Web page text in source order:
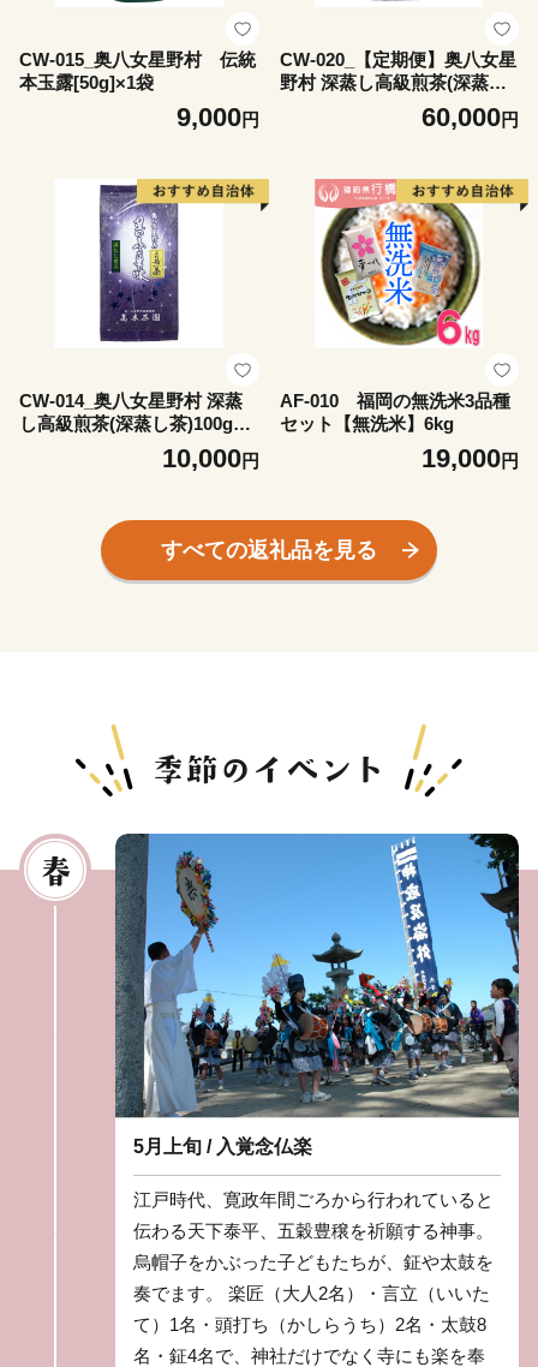
CW-015_奥八女星野村 伝統
本玉露[50g]×1袋
9,000円
CW-020_【定期便】奥八女星
野村 深蒸し高級煎茶(深蒸し
茶)100g×2袋 6回コース
60,000円
CW-014_奥八女星野村 深蒸
し高級煎茶(深蒸し茶)100g×2
10,000円
AF-010 福岡の無洗米3品種
セット【無洗米】6kg
19,000円
すべての返礼品を見る
5月上旬 / 入覚念仏楽
江戸時代、寛政年間ごろから行われていると
伝わる天下泰平、五穀豊穣を祈願する神事。
烏帽子をかぶった子どもたちが、鉦や太鼓を
奏でます。 楽匠（大人2名）・言立（いいた
て）1名・頭打ち（かしらうち）2名・太鼓8
名・鉦4名で、神社だけでなく寺にも楽を奉